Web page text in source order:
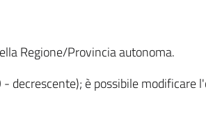
Regione/Provincia autonoma.
decrescente); è possibile modificare